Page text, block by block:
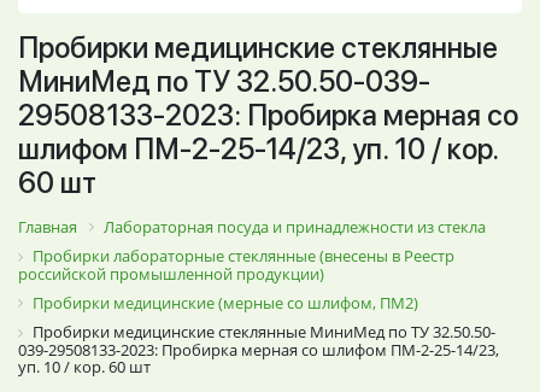
Пробирки медицинские стеклянные
МиниМед по ТУ 32.50.50-039-
29508133-2023: Пробирка мерная со
шлифом ПМ-2-25-14/23, уп. 10 / кор.
60 шт
Главная
Лабораторная посуда и принадлежности из стекла
Пробирки лабораторные стеклянные (внесены в Реестр
российской промышленной продукции)
Пробирки медицинские (мерные со шлифом, ПМ2)
Пробирки медицинские стеклянные МиниМед по ТУ 32.50.50-
039-29508133-2023: Пробирка мерная со шлифом ПМ-2-25-14/23,
уп. 10 / кор. 60 шт